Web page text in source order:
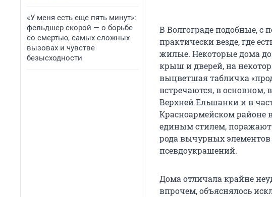
«У меня есть еще пять минут»:
фельдшер скорой — о борьбе
со смертью, самых сложных
вызовах и чувстве
безысходности
В Волгограде подобные, с
практически везде, где
жилые. Некоторые дома
крыш и дверей, на
выцветшая табличка
встречаются, в основном,
Верхней Ельшанки и в
Красноармейском районе
единым стилем, поражают
рода вычурных
псевдоукрашений.
Дома отличала крайне
впрочем, объяснялось